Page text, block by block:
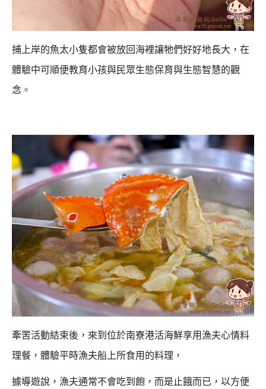
捕上岸的魚太小隻都會被放回海裡讓牠們好好地長大， 在
體驗中可順便教育小孩與民眾生態保育與生態智慧的觀
念。
牽罟活動結束後，來到位於南寮港活海鮮享用漁夫心情料
理餐， 體驗平時漁夫船上所食用的料理，
據導遊說，漁夫通常不會吃到飽，而是止餓而已，以方便